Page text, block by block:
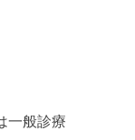
一般診療